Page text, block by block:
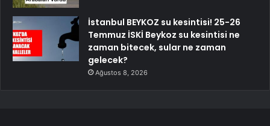
İstanbul BEYKOZ su kesintisi! 25-26
Temmuz İSKİ Beykoz su kesintisi ne
zaman bitecek, sular ne zaman
gelecek?
Ağustos 8, 2026